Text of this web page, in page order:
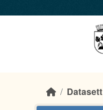
Datasett